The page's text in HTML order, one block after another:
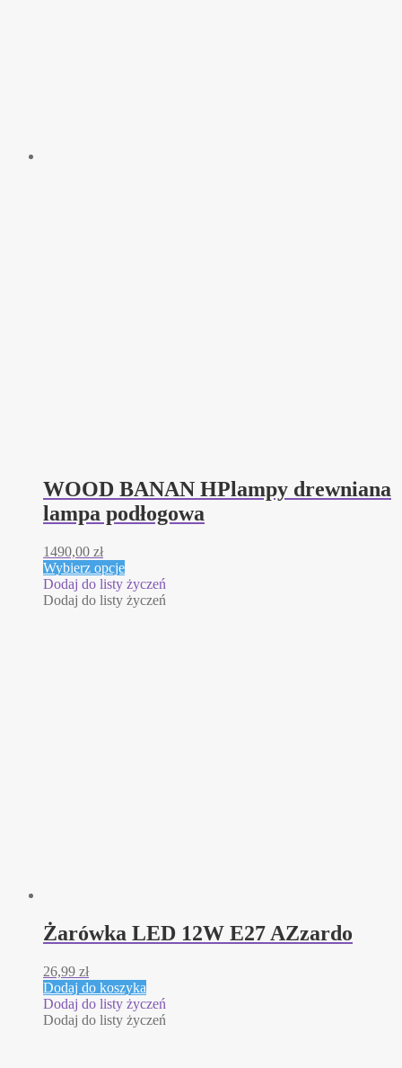
WOOD BANAN HPlampy drewniana
lampa podłogowa
1490,00 zł
Wybierz opcjeTen
produkt
ma
Dodaj do listy życzeń
Dodaj do listy życzeń
Żarówka LED 12W E27 AZzardo
26,99 zł
Dodaj do koszyka
Dodaj do listy życzeń
Dodaj do listy życzeń